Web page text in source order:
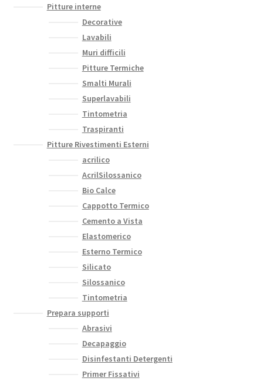
Pitture interne
Decorative
Lavabili
Muri difficili
Pitture Termiche
Smalti Murali
Superlavabili
Tintometria
Traspiranti
Pitture Rivestimenti Esterni
acrilico
AcrilSilossanico
Bio Calce
Cappotto Termico
Cemento a Vista
Elastomerico
Esterno Termico
Silicato
Silossanico
Tintometria
Prepara supporti
Abrasivi
Decapaggio
Disinfestanti Detergenti
Primer Fissativi